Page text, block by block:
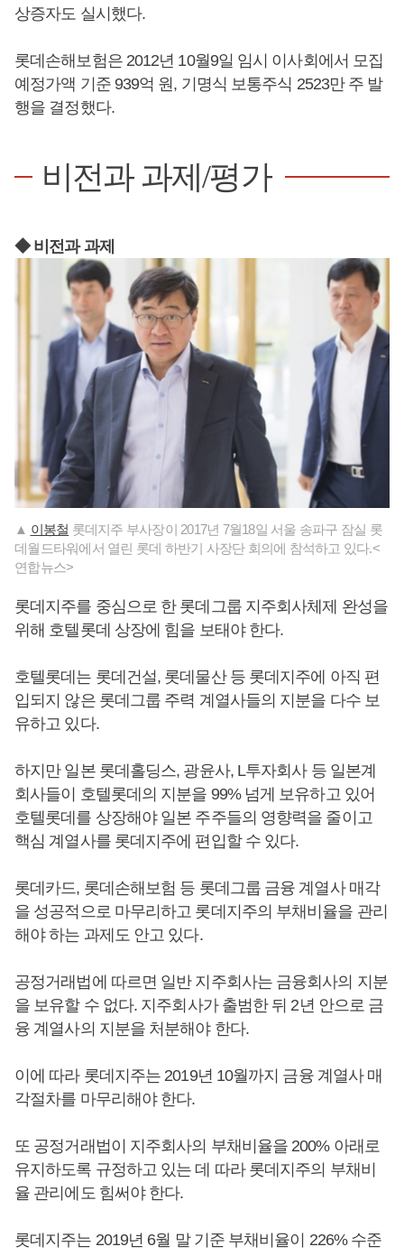
상증자도 실시했다.
롯데손해보험은 2012년 10월9일 임시 이사회에서 모집
예정가액 기준 939억 원, 기명식 보통주식 2523만 주 발
행을 결정했다.
비전과 과제/평가
◆ 비전과 과제
▲ 이봉철 롯데지주 부사장이 2017년 7월18일 서울 송파구 잠실 롯
데월드타워에서 열린 롯데 하반기 사장단 회의에 참석하고 있다.<
연합뉴스>
롯데지주를 중심으로 한 롯데그룹 지주회사체제 완성을
위해 호텔롯데 상장에 힘을 보태야 한다.
호텔롯데는 롯데건설, 롯데물산 등 롯데지주에 아직 편
입되지 않은 롯데그룹 주력 계열사들의 지분을 다수 보
유하고 있다.
하지만 일본 롯데홀딩스, 광윤사, L투자회사 등 일본계
회사들이 호텔롯데의 지분을 99% 넘게 보유하고 있어
호텔롯데를 상장해야 일본 주주들의 영향력을 줄이고
핵심 계열사를 롯데지주에 편입할 수 있다.
롯데카드, 롯데손해보험 등 롯데그룹 금융 계열사 매각
을 성공적으로 마무리하고 롯데지주의 부채비율을 관리
해야 하는 과제도 안고 있다.
공정거래법에 따르면 일반 지주회사는 금융회사의 지분
을 보유할 수 없다. 지주회사가 출범한 뒤 2년 안으로 금
융 계열사의 지분을 처분해야 한다.
이에 따라 롯데지주는 2019년 10월까지 금융 계열사 매
각절차를 마무리해야 한다.
또 공정거래법이 지주회사의 부채비율을 200% 아래로
유지하도록 규정하고 있는 데 따라 롯데지주의 부채비
율 관리에도 힘써야 한다.
롯데지주는 2019년 6월 말 기준 부채비율이 226% 수준